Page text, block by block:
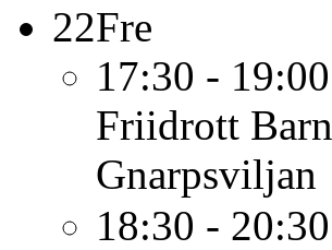
22Fre
17:30 - 19:00
Friidrott Barn
Gnarpsviljan
18:30 - 20:30